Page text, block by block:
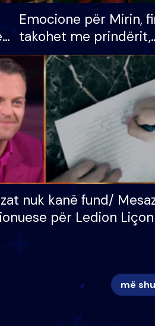
Emocione për Mirin,
takohet me prindërit,
vajzën dhe
S’kemi ndonjë letër
apo jo?
nuk kanë fund/
për Ledion
më